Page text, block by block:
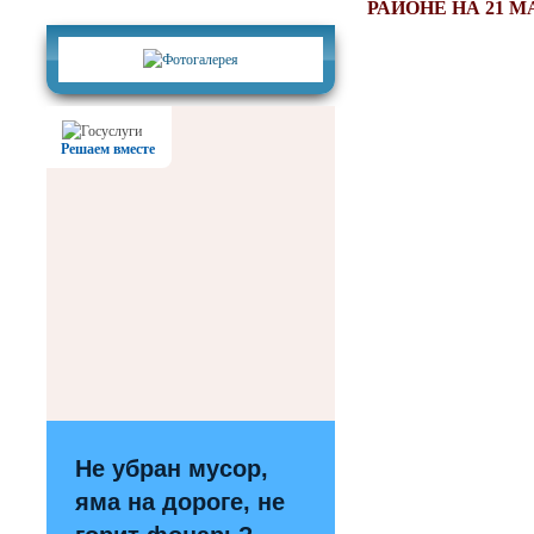
Решаем вместе
Не убран мусор,
яма на дороге, не
РАЙОНЕ НА 21